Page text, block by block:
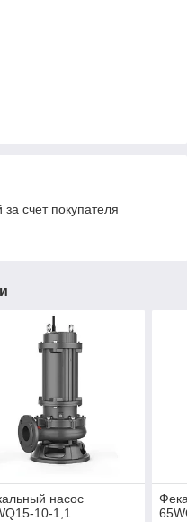
счет покупателя
насос
10-1,1